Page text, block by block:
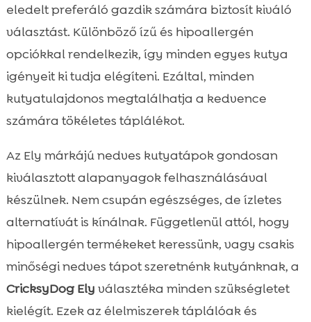
eledelt preferáló gazdik számára biztosít kiváló
választást. Különböző ízű és hipoallergén
opciókkal rendelkezik, így minden egyes kutya
igényeit ki tudja elégíteni. Ezáltal, minden
kutyatulajdonos megtalálhatja a kedvence
számára tökéletes táplálékot.
Az Ely márkájú nedves kutyatápok gondosan
kiválasztott alapanyagok felhasználásával
készülnek. Nem csupán egészséges, de ízletes
alternatívát is kínálnak. Függetlenül attól, hogy
hipoallergén termékeket keressünk, vagy csakis
minőségi nedves tápot szeretnénk kutyánknak, a
CricksyDog Ely választéka minden szükségletet
kielégít. Ezek az élelmiszerek táplálóak és